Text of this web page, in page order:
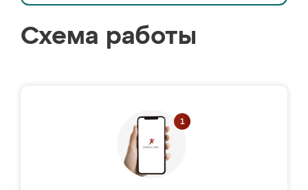
Схема работы